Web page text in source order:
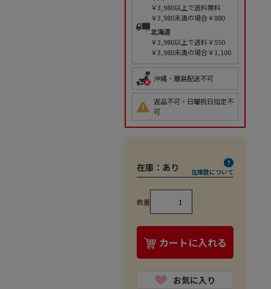
￥3,980以上で送料無料
￥3,980未満の場合￥880
北海道
￥3,980以上で送料￥550
￥3,980未満の場合￥1,100
沖縄・離島配送不可
返品不可・日曜祝日指定不
可
在庫： あり 在庫数について
数量
カートに入れる
お気に入り